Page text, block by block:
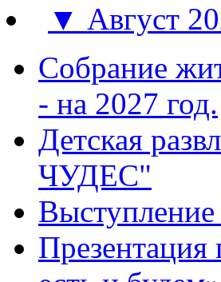
▼ Август
Собрание
- на 2027 год.
Детская
ЧУДЕС"